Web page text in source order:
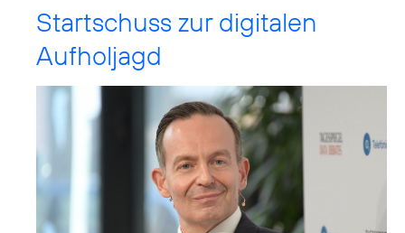
Startschuss zur digitalen
Aufholjagd